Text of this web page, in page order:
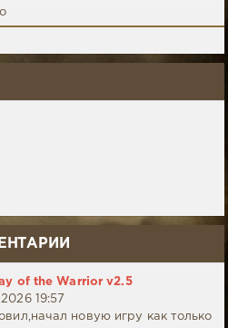
of the Warrior v2.5
19:57
новую игру как только